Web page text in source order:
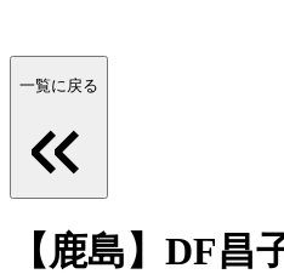
一覧に戻る
【鹿島】DF昌